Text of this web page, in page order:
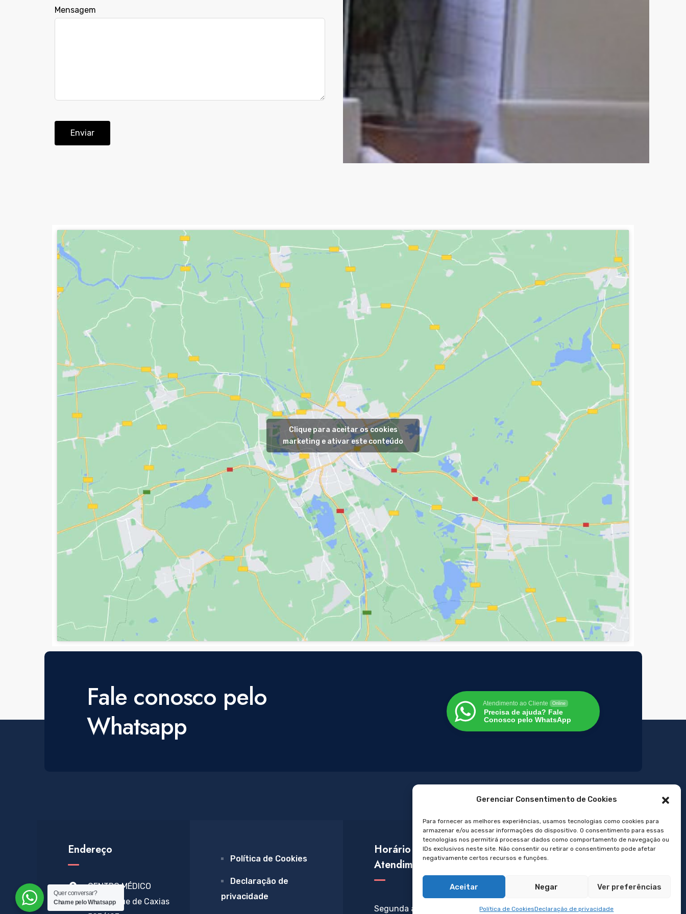
Gerenciar Consentimento de Cookies
Para fornecer as melhores experiências, usamos tecnologias como cookies para
armazenar e/ou acessar informações do dispositivo. O consentimento para essas
tecnologias nos permitirá processar dados como comportamento de navegação ou
IDs exclusivos neste site. Não consentir ou retirar o consentimento pode afetar
negativamente certos recursos e funções.
Aceitar Negar Ver preferências
Política de CookiesDeclaração de privacidade
Mensagem
Enviar
Clique para aceitar os cookies
marketing e ativar este conteúdo
Fale conosco pelo
Whatsapp
Atendimento ao Cliente Online
Precisa de ajuda? Fale
Conosco pelo WhatsApp
Endereço
CENTRO MÉDICO
Rua Duque de Caxias
Política de Cookies
Declaração de
privacidade
Horário de
Atendimento
Segunda a Sexta:
Telefone e Email
(51) 3751-4532
Quer conversar?
Chame pelo Whatsapp